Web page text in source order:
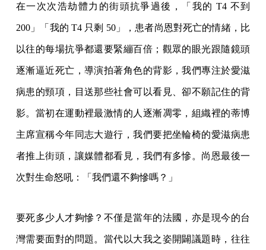
在一次次浩劫體力的街頭抗爭過後，「我的 T4 不到
200」「我的 T4 只剩 50」，患者尚恩對死亡的情緒，比
以往的每場抗爭都還要緊繃百倍；觀眾的眼光跟隨鏡頭
逐漸逼近死亡，導演拍著角色的背影，我們專注於愛滋
病患的頸項，目送那些社會可以看見、卻不願記住的背
影。當初在運動裡最激情的人逐漸凋零，組織裡的蒂博
主席宣稱今年同志大遊行，我們要把坐輪椅的愛滋病患
者推上街頭，讓媒體都看見，我們有多慘。尚恩最後一
次對生命怒吼：「我們還不夠慘嗎？」
要死多少人才夠慘？不僅是當年的法國，亦是現今的台
灣需要面對的問題。當代以大我之姿開闢議題時，往往